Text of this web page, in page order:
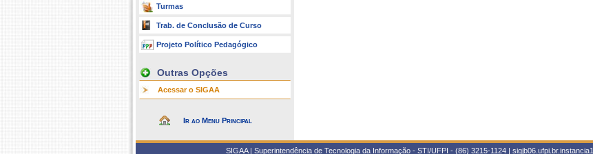
Turmas
Trab. de Conclusão de Curso
Projeto Político Pedagógico
Outras Opções
Acessar o SIGAA
Ir ao Menu Principal
SIGAA | Superintendência de Tecnologia da Informação - STI/UFPI - (86) 3215-1124 | sigjb06.ufpi.br.instancia1